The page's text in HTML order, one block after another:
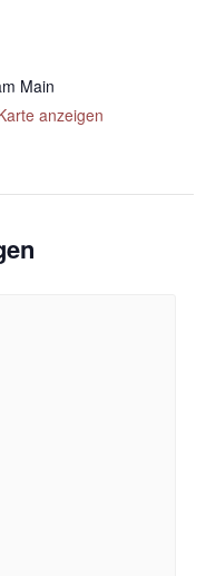
Main
anzeigen